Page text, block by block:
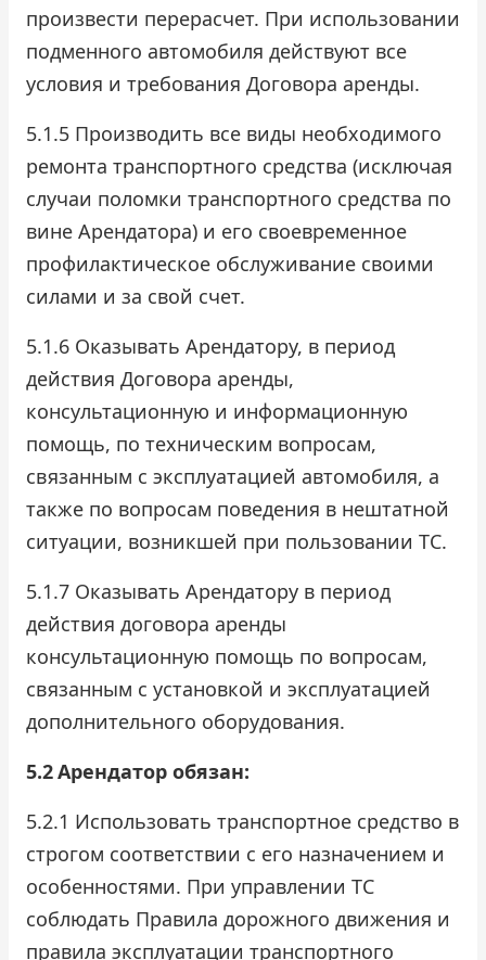
произвести перерасчет. При использовании
подменного автомобиля действуют все
условия и требования Договора аренды.
5.1.5 Производить все виды необходимого
ремонта транспортного средства (исключая
случаи поломки транспортного средства по
вине Арендатора) и его своевременное
профилактическое обслуживание своими
силами и за свой счет.
5.1.6 Оказывать Арендатору, в период
действия Договора аренды,
консультационную и информационную
помощь, по техническим вопросам,
связанным с эксплуатацией автомобиля, а
также по вопросам поведения в нештатной
ситуации, возникшей при пользовании ТС.
5.1.7 Оказывать Арендатору в период
действия договора аренды
консультационную помощь по вопросам,
связанным с установкой и эксплуатацией
дополнительного оборудования.
5.2Арендатор обязан:
5.2.1 Использовать транспортное средство в
строгом соответствии с его назначением и
особенностями. При управлении ТС
соблюдать Правила дорожного движения и
правила эксплуатации транспортного